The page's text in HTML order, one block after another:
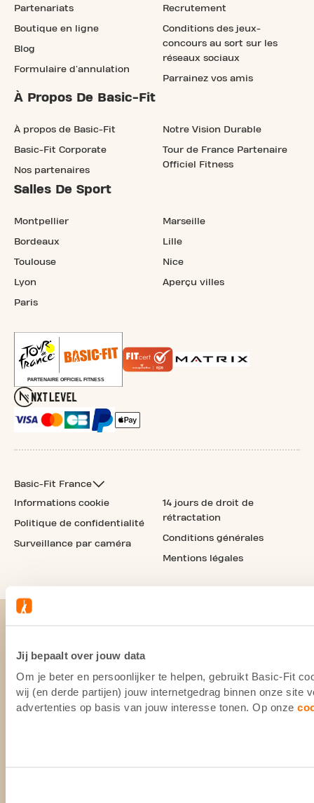
Jij bepaalt over jouw data
Om je beter en persoonlijker te helpen, gebruikt Basic-Fit
wij (en derde partijen) jouw internetgedrag binnen onze site
advertenties op basis van jouw interesse tonen. Op onze
Partenariats
Boutique en ligne
Blog
Formulaire d'annulation
Recrutement
Conditions des jeux-
concours au sort sur les
réseaux sociaux
Parrainez vos amis
À Propos De Basic-Fit
À propos de Basic-Fit
Basic-Fit Corporate
Nos partenaires
Notre Vision Durable
Tour de France Partenaire
Officiel Fitness
Salles De Sport
Montpellier
Bordeaux
Toulouse
Lyon
Paris
Marseille
Lille
Nice
Aperçu villes
Basic-Fit France
Informations cookie
Politique de confidentialité
Surveillance par caméra
14 jours de droit de
rétractation
Conditions générales
Mentions légales